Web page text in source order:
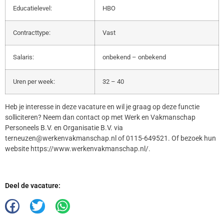
Educatielevel: HBO
Contracttype: Vast
Salaris: onbekend – onbekend
Uren per week: 32 – 40
Heb je interesse in deze vacature en wil je graag op deze functie
solliciteren? Neem dan contact op met Werk en Vakmanschap
Personeels B.V. en Organisatie B.V. via
terneuzen@werkenvakmanschap.nl of 0115-649521. Of bezoek hun
website https://www.werkenvakmanschap.nl/.
Deel de vacature: